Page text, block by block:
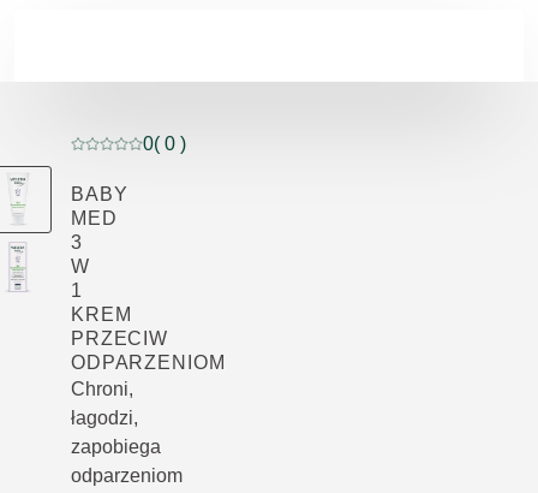
Current rating: 0 out of 5 stars rated by 0 customers
0( 0 )
BABY
MED
3
W
1
KREM
PRZECIW
ODPARZENIOM
Chroni,
łagodzi,
zapobiega
odparzeniom